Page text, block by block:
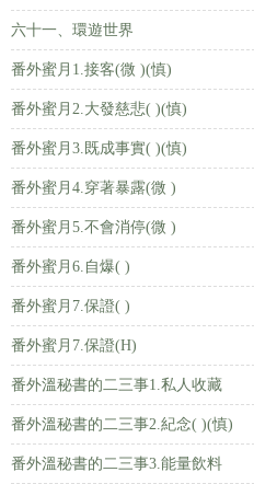
六十一、環遊世界
番外蜜月1.接客(微 )(慎)
番外蜜月2.大發慈悲( )(慎)
番外蜜月3.既成事實( )(慎)
番外蜜月4.穿著暴露(微 )
番外蜜月5.不會消停(微 )
番外蜜月6.自爆( )
番外蜜月7.保證( )
番外蜜月7.保證(H)
番外溫秘書的二三事1.私人收藏
番外溫秘書的二三事2.紀念( )(慎)
番外溫秘書的二三事3.能量飲料